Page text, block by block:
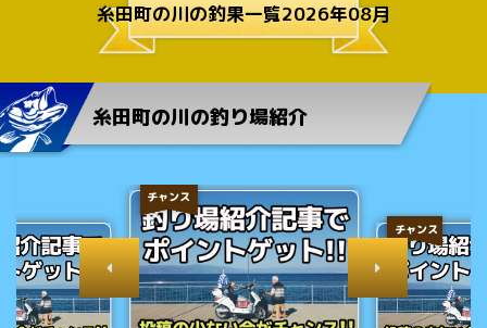
糸田町の川の釣果一覧2026年08月
糸田町の川の釣り場紹介
チャンス
チャンス